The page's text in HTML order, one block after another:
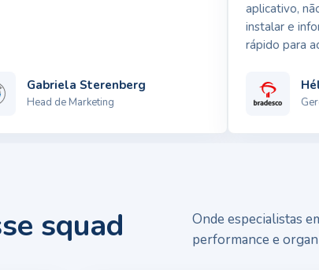
Gabriela Sterenberg
Head de Marketing
aplicativo, não
instalar e
rápido para
squad
Onde especialistas
performance e